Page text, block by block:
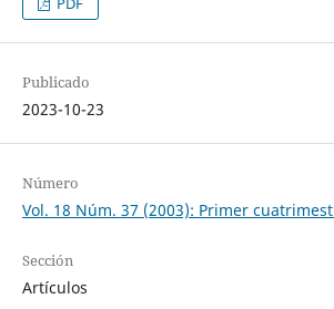
Publicado
2023-10-23
Número
Vol. 18 Núm. 37 (2003): Primer
Sección
Artículos